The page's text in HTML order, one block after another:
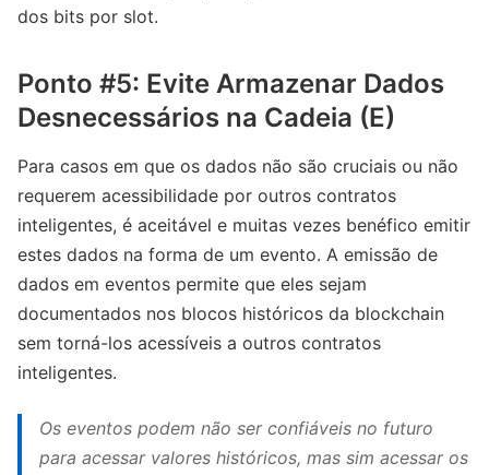
dos bits por slot.
Ponto #5: Evite Armazenar Dados
Desnecessários na Cadeia (E)
Para casos em que os dados não são cruciais ou não
requerem acessibilidade por outros contratos
inteligentes, é aceitável e muitas vezes benéfico emitir
estes dados na forma de um evento. A emissão de
dados em eventos permite que eles sejam
documentados nos blocos históricos da blockchain
sem torná-los acessíveis a outros contratos
inteligentes.
Os eventos podem não ser confiáveis ​​no futuro
para acessar valores históricos, mas sim acessar os